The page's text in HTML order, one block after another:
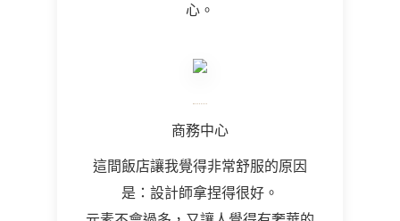
心。
商務中心
這間飯店讓我覺得非常舒服的原因
是：設計師拿捏得很好。